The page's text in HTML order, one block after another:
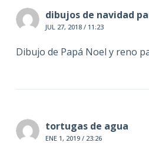
dibujos de navidad
JUL 27, 2018 / 11:23
Dibujo de Papá Noel y reno
tortugas de agua
ENE 1, 2019 / 23:26